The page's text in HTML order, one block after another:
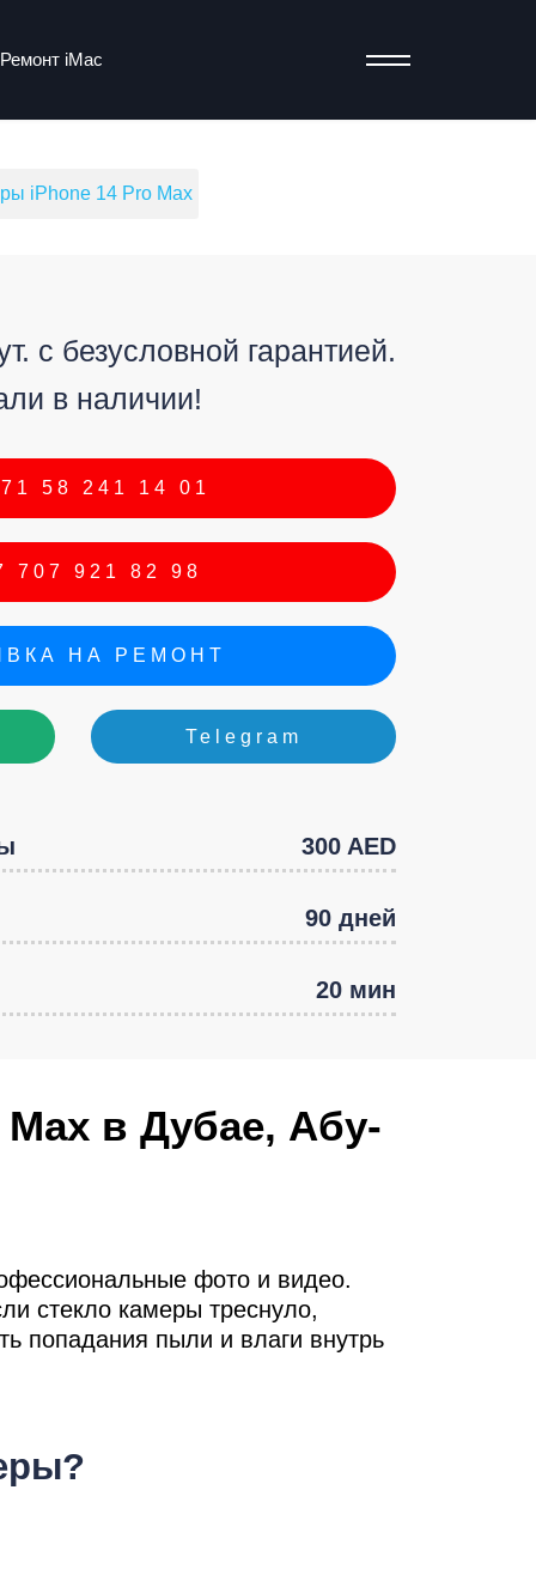
Ремонт iMac
iPhone 14 Pro Max
с безусловной гарантией.
в наличии!
58 241 14 01
707 921 82 98
НА РЕМОНТ
Telegram
300 AED
90 дней
20 мин
в Дубае, Абу-
фото и видео.
стекло камеры треснуло,
попадания пыли и влаги внутрь